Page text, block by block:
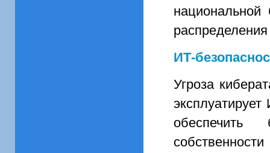
национальной
ИТ-
Угроза
обеспечить